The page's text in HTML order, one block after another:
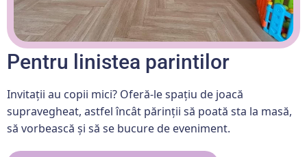
Pentru linistea parintilor
Invitații au copii mici? Oferă-le spațiu de joacă
supravegheat, astfel încât părinții să poată sta la masă,
să vorbească și să se bucure de eveniment.